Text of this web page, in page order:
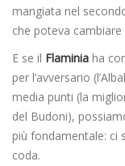
mangiata nel
che poteva
E se il Flaminia ha
per l’avversario
media punti (la
del Budoni),
più fondamentale: ci
coda.